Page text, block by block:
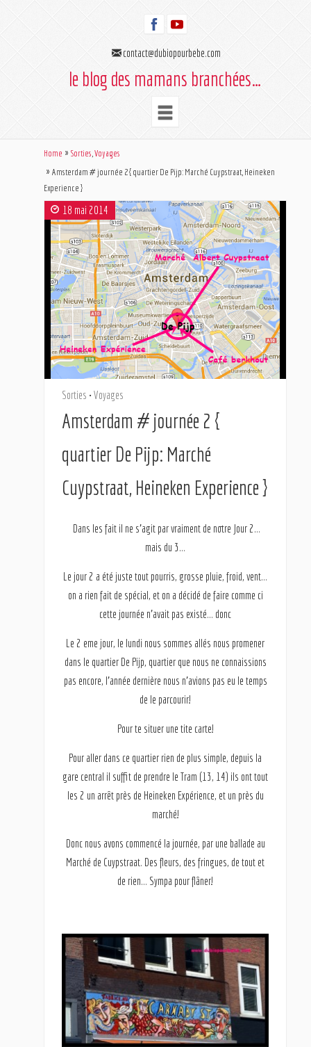
contact@dubiopourbebe.com
le blog des mamans branchées…
Home Sorties,Voyages
Amsterdam # journée 2 { quartier De Pijp: Marché Cuypstraat, Heineken
Experience }
18 mai 2014
Sorties •Voyages
Amsterdam # journée 2 {
quartier De Pijp: Marché
Cuypstraat, Heineken Experience }
Dans les fait il ne s’agit par vraiment de notre Jour 2…
mais du 3…
Le jour 2 a été juste tout pourris, grosse pluie, froid, vent…
on a rien fait de spécial, et on a décidé de faire comme ci
cette journée n’avait pas existé… donc
Le 2 eme jour, le lundi nous sommes allés nous promener
dans le quartier De Pijp, quartier que nous ne connaissions
pas encore, l’année dernière nous n’avions pas eu le temps
de le parcourir!
Pour te situer une tite carte!
Pour aller dans ce quartier rien de plus simple, depuis la
gare central il suffit de prendre le Tram (13, 14) ils ont tout
les 2 un arrêt près de Heineken Expérience, et un près du
marché!
Donc nous avons commencé la journée, par une ballade au
Marché de Cuypstraat. Des fleurs, des fringues, de tout et
de rien… Sympa pour flâner!